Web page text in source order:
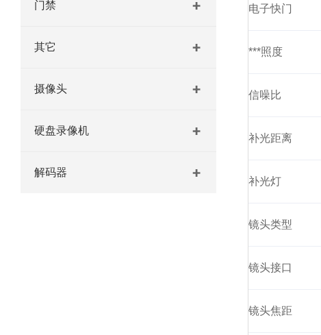
门禁
其它
摄像头
硬盘录像机
解码器
电子快门
***照度
信噪比
补光距离
补光灯
镜头类型
镜头接口
镜头焦距